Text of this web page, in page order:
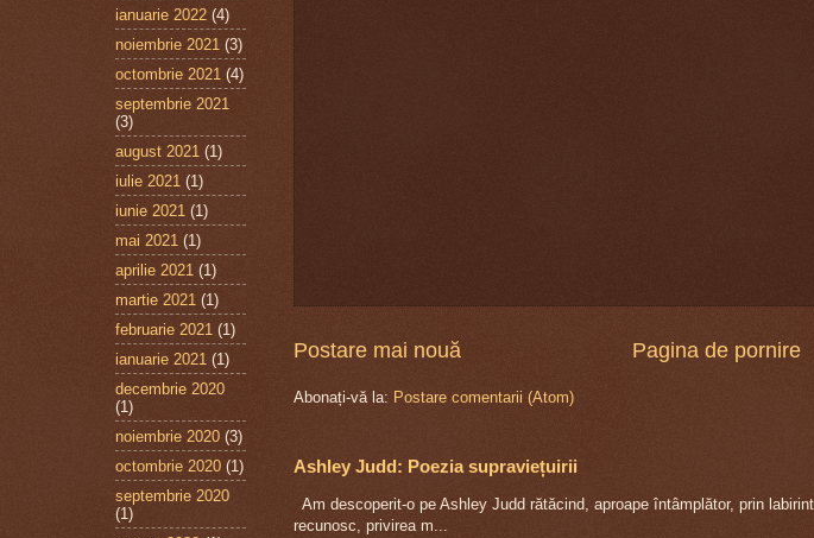
Postare mai nouă Pagina de pornire
Abonați-vă la: Postare comentarii (Atom)
Ashley Judd: Poezia supraviețuirii
Am descoperit-o pe Ashley Judd rătăcind, aproape întâmplător, prin
recunosc, privirea m...
ianuarie 2022 (4)
noiembrie 2021 (3)
octombrie 2021 (4)
septembrie 2021
(3)
august 2021 (1)
iulie 2021 (1)
iunie 2021 (1)
mai 2021 (1)
aprilie 2021 (1)
martie 2021 (1)
februarie 2021 (1)
ianuarie 2021 (1)
decembrie 2020
(1)
noiembrie 2020 (3)
octombrie 2020 (1)
septembrie 2020
(1)